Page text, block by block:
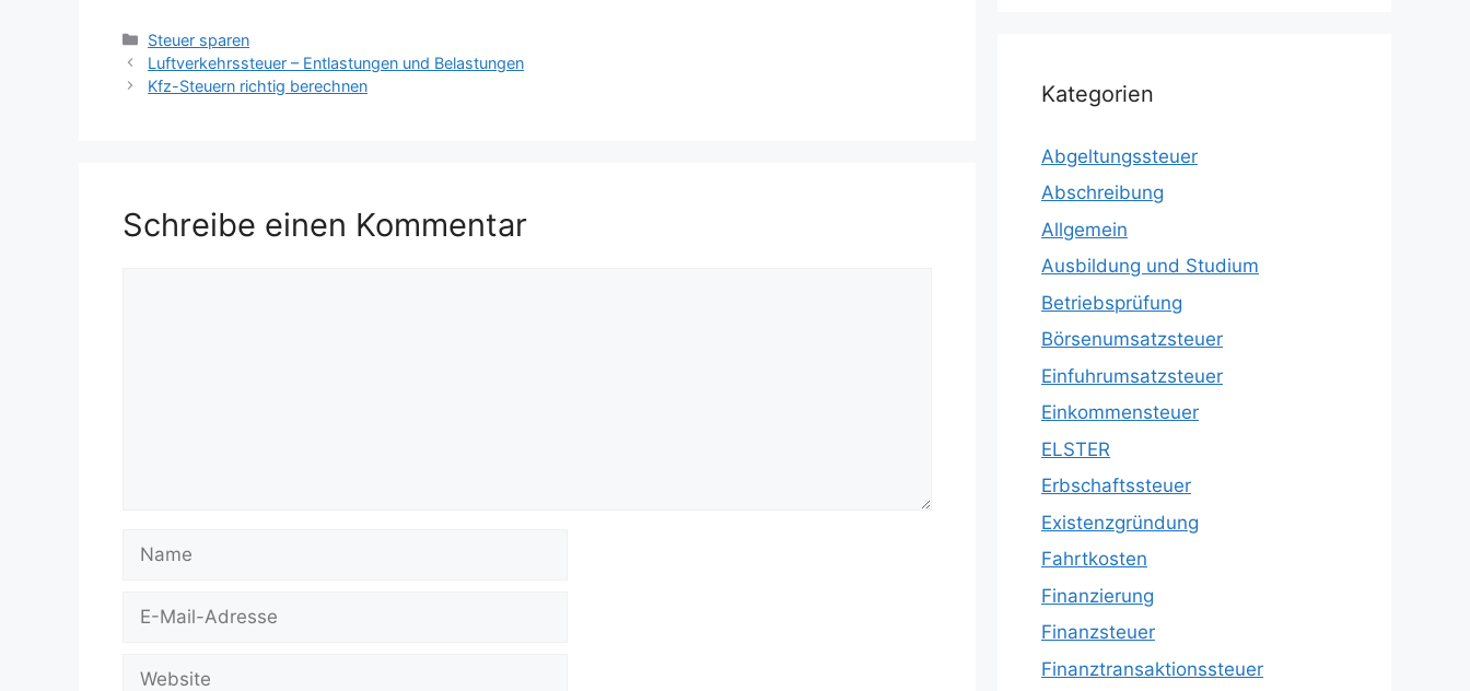
Kategorien
Steuer sparen
Luftverkehrssteuer – Entlastungen und Belastungen
Kfz-Steuern richtig berechnen
Schreibe einen Kommentar
Mail-
Kategorien
Abgeltungssteuer
Abschreibung
Allgemein
Ausbildung und Studium
Betriebsprüfung
Börsenumsatzsteuer
Einfuhrumsatzsteuer
Einkommensteuer
ELSTER
Erbschaftssteuer
Existenzgründung
Fahrtkosten
Finanzierung
Finanzsteuer
Finanztransaktionssteuer